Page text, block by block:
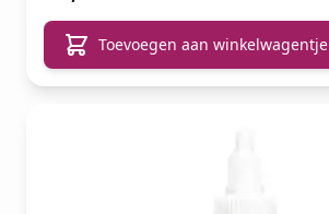
Toevoegen aan winkelwagentje